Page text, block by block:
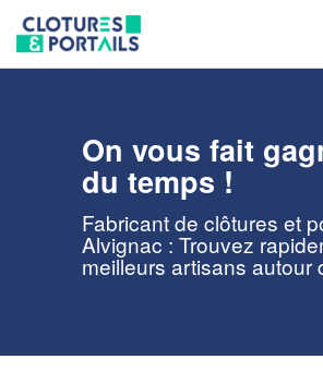
On vous fait
du temps !
Fabricant de clôtures et
Alvignac : Trouvez
meilleurs artisans autour